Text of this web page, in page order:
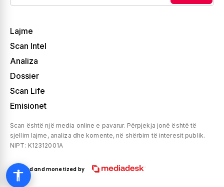
Lajme
Scan Intel
Analiza
Dossier
Scan Life
Emisionet
Scan është një media online e pavarur. Përpjekja jonë është të
sjellim lajme, analiza dhe komente, në shërbim të interesit publik.
NIPT: K12312001A
Created and monetized by